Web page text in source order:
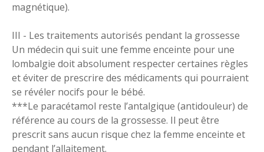
magnétique).
III - Les traitements autorisés pendant la grossesse
Un médecin qui suit une femme enceinte pour une
lombalgie doit absolument respecter certaines règles
et éviter de prescrire des médicaments qui pourraient
se révéler nocifs pour le bébé.
***Le paracétamol reste l’antalgique (antidouleur) de
référence au cours de la grossesse. Il peut être
prescrit sans aucun risque chez la femme enceinte et
pendant l’allaitement.